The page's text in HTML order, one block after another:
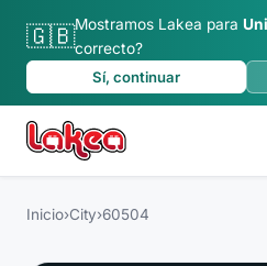
🇬🇧Mostramos Lakea para
correcto?
Sí, continuar
Inicio›City›60504